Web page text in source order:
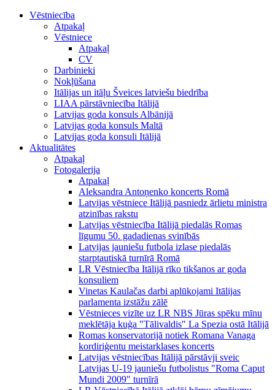
Vēstniecība
Atpakaļ
Vēstniece
Atpakaļ
CV
Darbinieki
Nokļūšana
Itālijas un itāļu Šveices latviešu biedrība
LIAA pārstāvniecība Itālijā
Latvijas goda konsuls Albānijā
Latvijas goda konsuls Maltā
Latvijas goda konsuli Itālijā
Aktualitātes
Atpakaļ
Fotogalerija
Atpakaļ
Aleksandra Antoņenko koncerts Romā
Latvijas vēstniece Itālijā pasniedz ārlietu ministra
atzinības rakstu
Latvijas vēstniecība Itālijā piedalās Romas
līgumu 50. gadadienas svinībās
Latvijas jauniešu futbola izlase piedalās
starptautiskā turnīrā Romā
LR Vēstniecība Itālijā rīko tikšanos ar goda
konsuliem
Vinetas Kaulačas darbi aplūkojami Itālijas
parlamenta izstāžu zālē
Vēstnieces vizīte uz LR NBS Jūras spēku mīnu
meklētāja kuģa "Tālivaldis" La Spezia ostā Itālijā
Romas konservatorijā notiek Romana Vanaga
kordiriģentu meistarklases koncerts
Latvijas vēstniecības Itālijā pārstāvji sveic
Latvijas U-19 jauniešu futbolistus "Roma Caput
Mundi 2009" turnīrā